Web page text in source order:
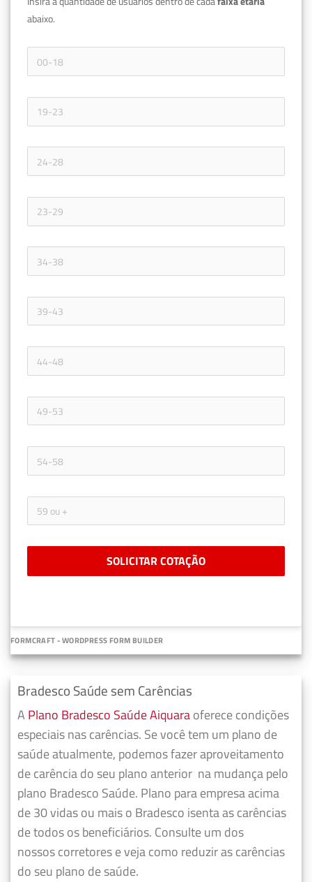
abaixo.
SOLICITAR COTAÇÃO
FORMCRAFT - WORDPRESS FORM BUILDER
Bradesco Saúde sem Carências
A Plano Bradesco Saúde Aiquaraoferece condições
especiais nas carências. Se você tem um plano de
saúde atualmente, podemos fazeraproveitamento
de carência do seu plano anterior na mudança pelo
plano Bradesco Saúde. Plano para empresa acima
de 30 vidas ou mais o Bradesco isenta as carências
de todos os beneficiários. Consulte um dos
nossos corretores e veja como reduzir as carências
do seu plano de saúde.